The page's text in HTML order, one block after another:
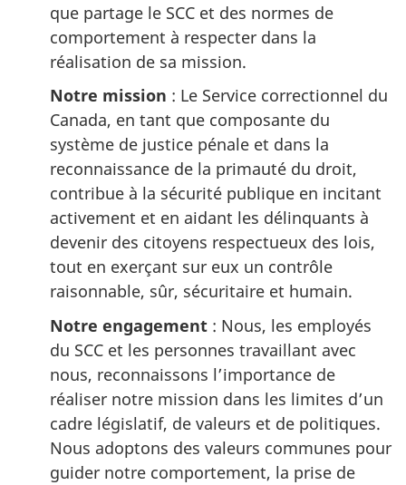
que partage le SCC et des normes de
comportement à respecter dans la
réalisation de sa mission.
Notre mission : Le Service correctionnel du
Canada, en tant que composante du
système de justice pénale et dans la
reconnaissance de la primauté du droit,
contribue à la sécurité publique en incitant
activement et en aidant les délinquants à
devenir des citoyens respectueux des lois,
tout en exerçant sur eux un contrôle
raisonnable, sûr, sécuritaire et humain.
Notre engagement : Nous, les employés
du SCC et les personnes travaillant avec
nous, reconnaissons l’importance de
réaliser notre mission dans les limites d’un
cadre législatif, de valeurs et de politiques.
Nous adoptons des valeurs communes pour
guider notre comportement, la prise de